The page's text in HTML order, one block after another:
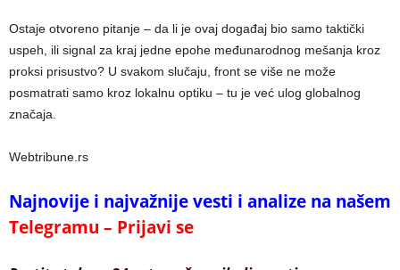
Ostaje otvoreno pitanje – da li je ovaj događaj bio samo taktički
uspeh, ili signal za kraj jedne epohe međunarodnog mešanja kroz
proksi prisustvo? U svakom slučaju, front se više ne može
posmatrati samo kroz lokalnu optiku – tu je već ulog globalnog
značaja.
Webtribune.rs
Najnovije i najvažnije vesti i analize na našem
Telegramu – Prijavi se